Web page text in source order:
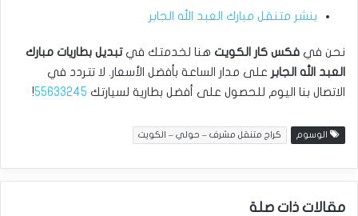
بنشر متنقل مبارك العبد الله الجابر
نحن في فكس كار الكويت هنا لخدمتك فيتبديل بطاريات مبارك
العبد الله الجابر على مدار الساعة بأفضل الأسعار. لا تتردد في
الاتصال بنا اليوم للحصول على أفضل بطارية لسيارتك 55633245
!
الوسوم كراج متنقل مشرف – حولي – الكويت
مقالات ذات صلة